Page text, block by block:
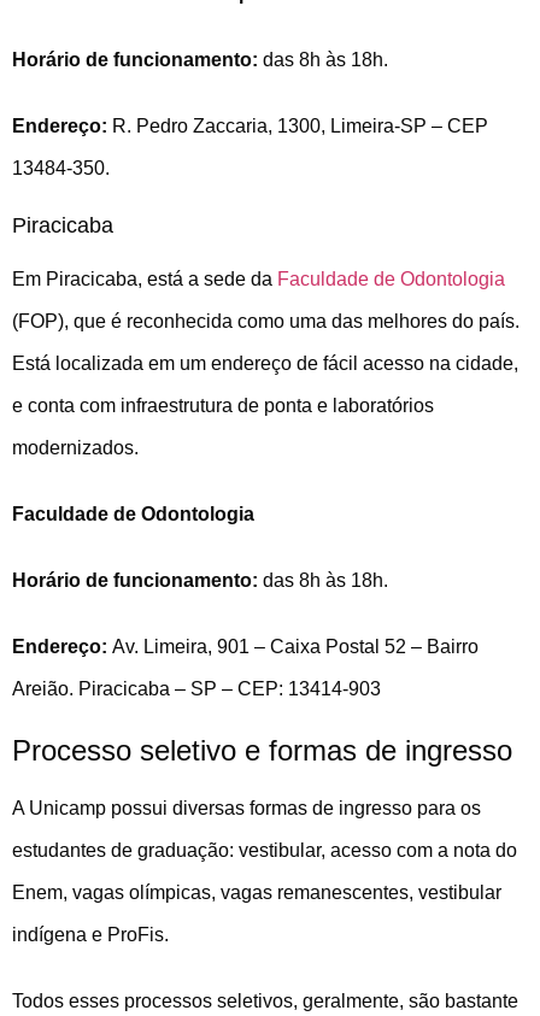
Horário de funcionamento: das 8h às 18h.
Endereço: R. Pedro Zaccaria, 1300, Limeira-SP – CEP
13484-350.
Piracicaba
Em Piracicaba, está a sede da Faculdade de Odontologia
(FOP), que é reconhecida como uma das melhores do país.
Está localizada em um endereço de fácil acesso na cidade,
e conta com infraestrutura de ponta e laboratórios
modernizados.
Faculdade de Odontologia
Horário de funcionamento: das 8h às 18h.
Endereço: Av. Limeira, 901 – Caixa Postal 52 – Bairro
Areião. Piracicaba – SP – CEP: 13414-903
Processo seletivo e formas de ingresso
A Unicamp possui diversas formas de ingresso para os
estudantes de graduação: vestibular, acesso com a nota do
Enem, vagas olímpicas, vagas remanescentes, vestibular
indígena e ProFis.
Todos esses processos seletivos, geralmente, são bastante